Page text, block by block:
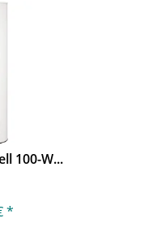
100-W...
*